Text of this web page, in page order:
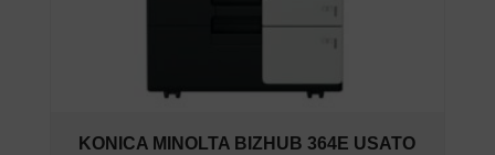
KONICA MINOLTA BIZHUB 364E USATO